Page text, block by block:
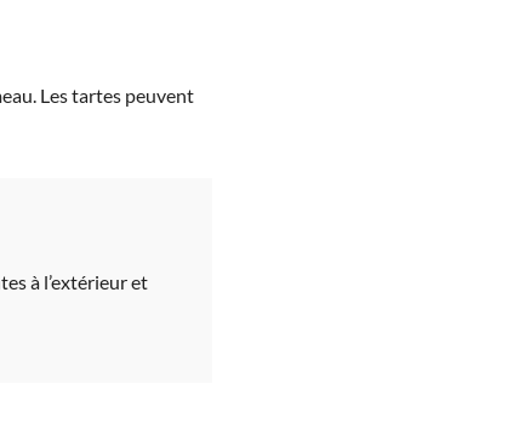
Les tartes peuvent
à l’extérieur et